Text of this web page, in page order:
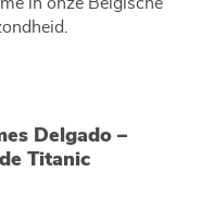
Delgado –
Titanic